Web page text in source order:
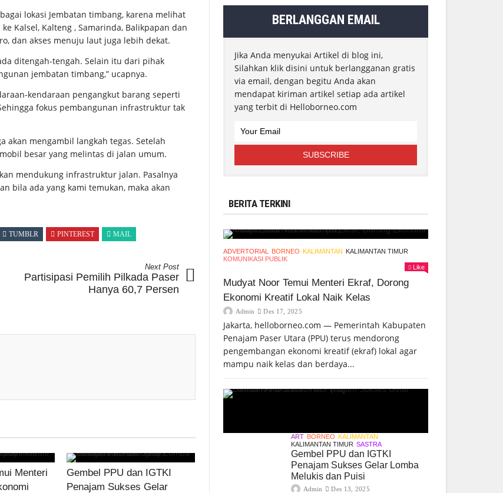
lokasi Jembatan timbang, karena melihat
Kalsel, Kalteng , Samarinda, Balikpapan dan
dan akses menuju laut juga lebih dekat.
ditengah-tengah. Selain itu dari pihak
jembatan timbang,” ucapnya.
kendaraan pengangkut barang seperti
fokus pembangunan infrastruktur tak
akan mengambil langkah tegas. Setelah
besar yang melintas di jalan umum.
mendukung infrastruktur jalan. Pasalnya
bila ada yang kami temukan, maka akan
TUMBLR PINTEREST MAIL
Next Post
Partisipasi Pemilih Pilkada Paser
Hanya 60,7 Persen
Menteri
Gembel PPU dan IGTKI
Penajam Sukses Gelar
BERLANGGAN EMAIL
Jika Anda menyukai Artikel di blog ini,
Silahkan klik disini untuk berlangganan gratis
via email, dengan begitu Anda akan
mendapat kiriman artikel setiap ada artikel
yang terbit di Helloborneo.com
BERITA TERKINI
ADVERTORIAL BORNEO KALIMANTAN KALIMANTAN TIMUR
KOMUNIKASI PUBLIK
Like
Mudyat Noor Temui Menteri Ekraf, Dorong
Ekonomi Kreatif Lokal Naik Kelas
Admin Des 17, 2025
Jakarta, helloborneo.com — Pemerintah Kabupaten
Penajam Paser Utara (PPU) terus mendorong
pengembangan ekonomi kreatif (ekraf) lokal agar
mampu naik kelas dan berdaya...
ART BORNEO KALIMANTAN
KALIMANTAN TIMUR SASTRA
Gembel PPU dan IGTKI
Penajam Sukses Gelar Lomba
Melukis dan Puisi
Admin Des 13, 2025